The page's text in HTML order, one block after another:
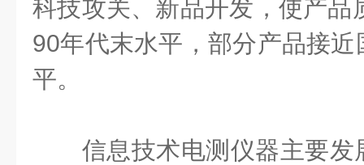
科技攻关、新品开发，使产品
90年代末水平，部分产品接
平。
信息技术电测仪器主要发